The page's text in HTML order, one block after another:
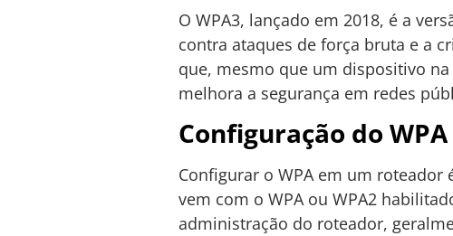
O WPA3, lançado em 2018, é a
contra ataques de força bruta e a
que, mesmo que um dispositivo
melhora a segurança em redes
Configuração do
Configurar o WPA em um
vem com o WPA ou WPA2
administração do roteador,